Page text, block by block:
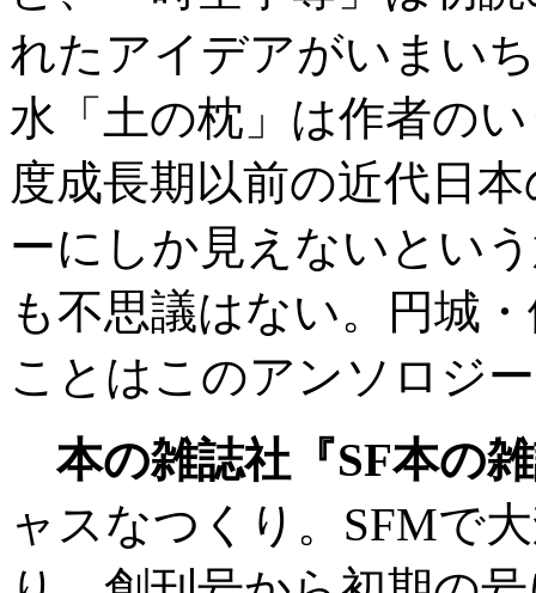
れたアイデアがいまい
水「土の枕」は作者の
度成長期以前の近代日
ーにしか見えないとい
も不思議はない。円城
ことはこのアンソロジ
本の雑誌社『SF本の
ャスなつくり。SFMで